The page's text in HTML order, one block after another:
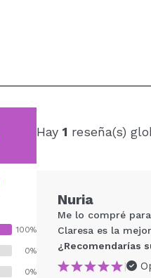
100%
0%
0%
Hay 1 reseña(s)
Nuria
Me lo compré
Claresa es la
¿Recomendarías
|